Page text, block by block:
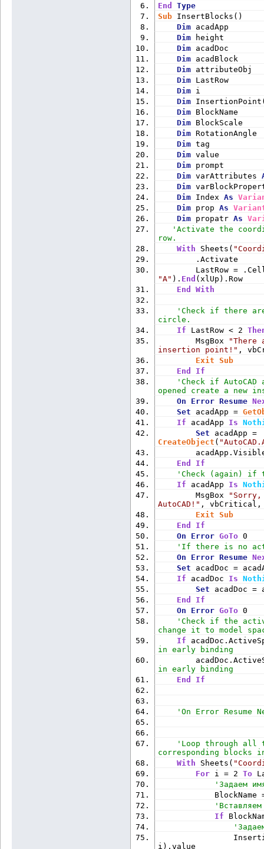
End
Type
Sub InsertBlocks()
Dim
Dim
Dim
Dim
Dim
Dim
Dim
Dim
Dim
Dim
Dim
Dim
Dim
Dim
Dim varAttributes
Dim
Dim Index As
Dim prop As
Dim propatr As
'Activate the
row.
With Sheets(
.Activate
"A" ). End (xlUp).Row
End
With
'Check if there
circle.
If LastRow < 2
MsgBox
"There
insertion point!" ,
Exit
Sub
End
If
'Check if
opened create a new
On
Error Resume
Set acadApp =
If acadApp Is
Set
CreateObject (
End
If
'Check (again) if
If acadApp Is
MsgBox
AutoCAD!" ,
Exit
Sub
End
If
On
Error GoTo 0
'If there is no
On
Error Resume
Set acadDoc =
If acadDoc Is
Set acadDoc =
End
If
On
Error GoTo 0
'Check if the
change it to model
If
in early binding
in early binding
End
If
'On Error Resume
'Loop through all
corresponding blocks
With Sheets(
For i = 2 To
'Задаем
BlockName =
If
i).value